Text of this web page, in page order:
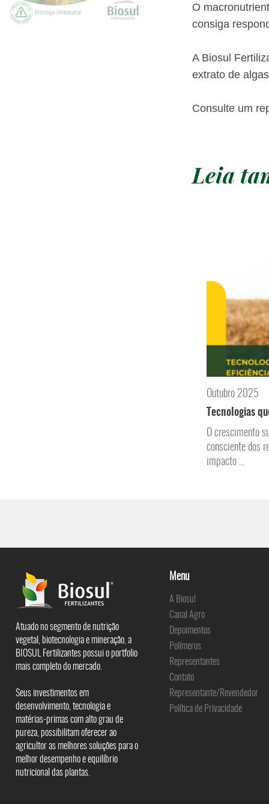
O
consiga
A Biosul
extrato de
Consulte um
Leia
Outubro 2025
Tecnologias
O crescimento
consciente dos
impacto ...
Atuado no segmento de nutrição
vegetal, biotecnologia e mineração, a
BIOSUL Fertilizantes possui o portfolio
mais completo do mercado.
Seus investimentos em
desenvolvimento, tecnologia e
matérias-primas com alto grau de
pureza, possibilitam oferecer ao
agricultor as melhores soluções para o
melhor desempenho e equilíbrio
nutricional das plantas.
Menu
A Biosul
Canal Agro
Depoimentos
Polímeros
Representantes
Contato
Representante/Revendedor
Política de Privacidade